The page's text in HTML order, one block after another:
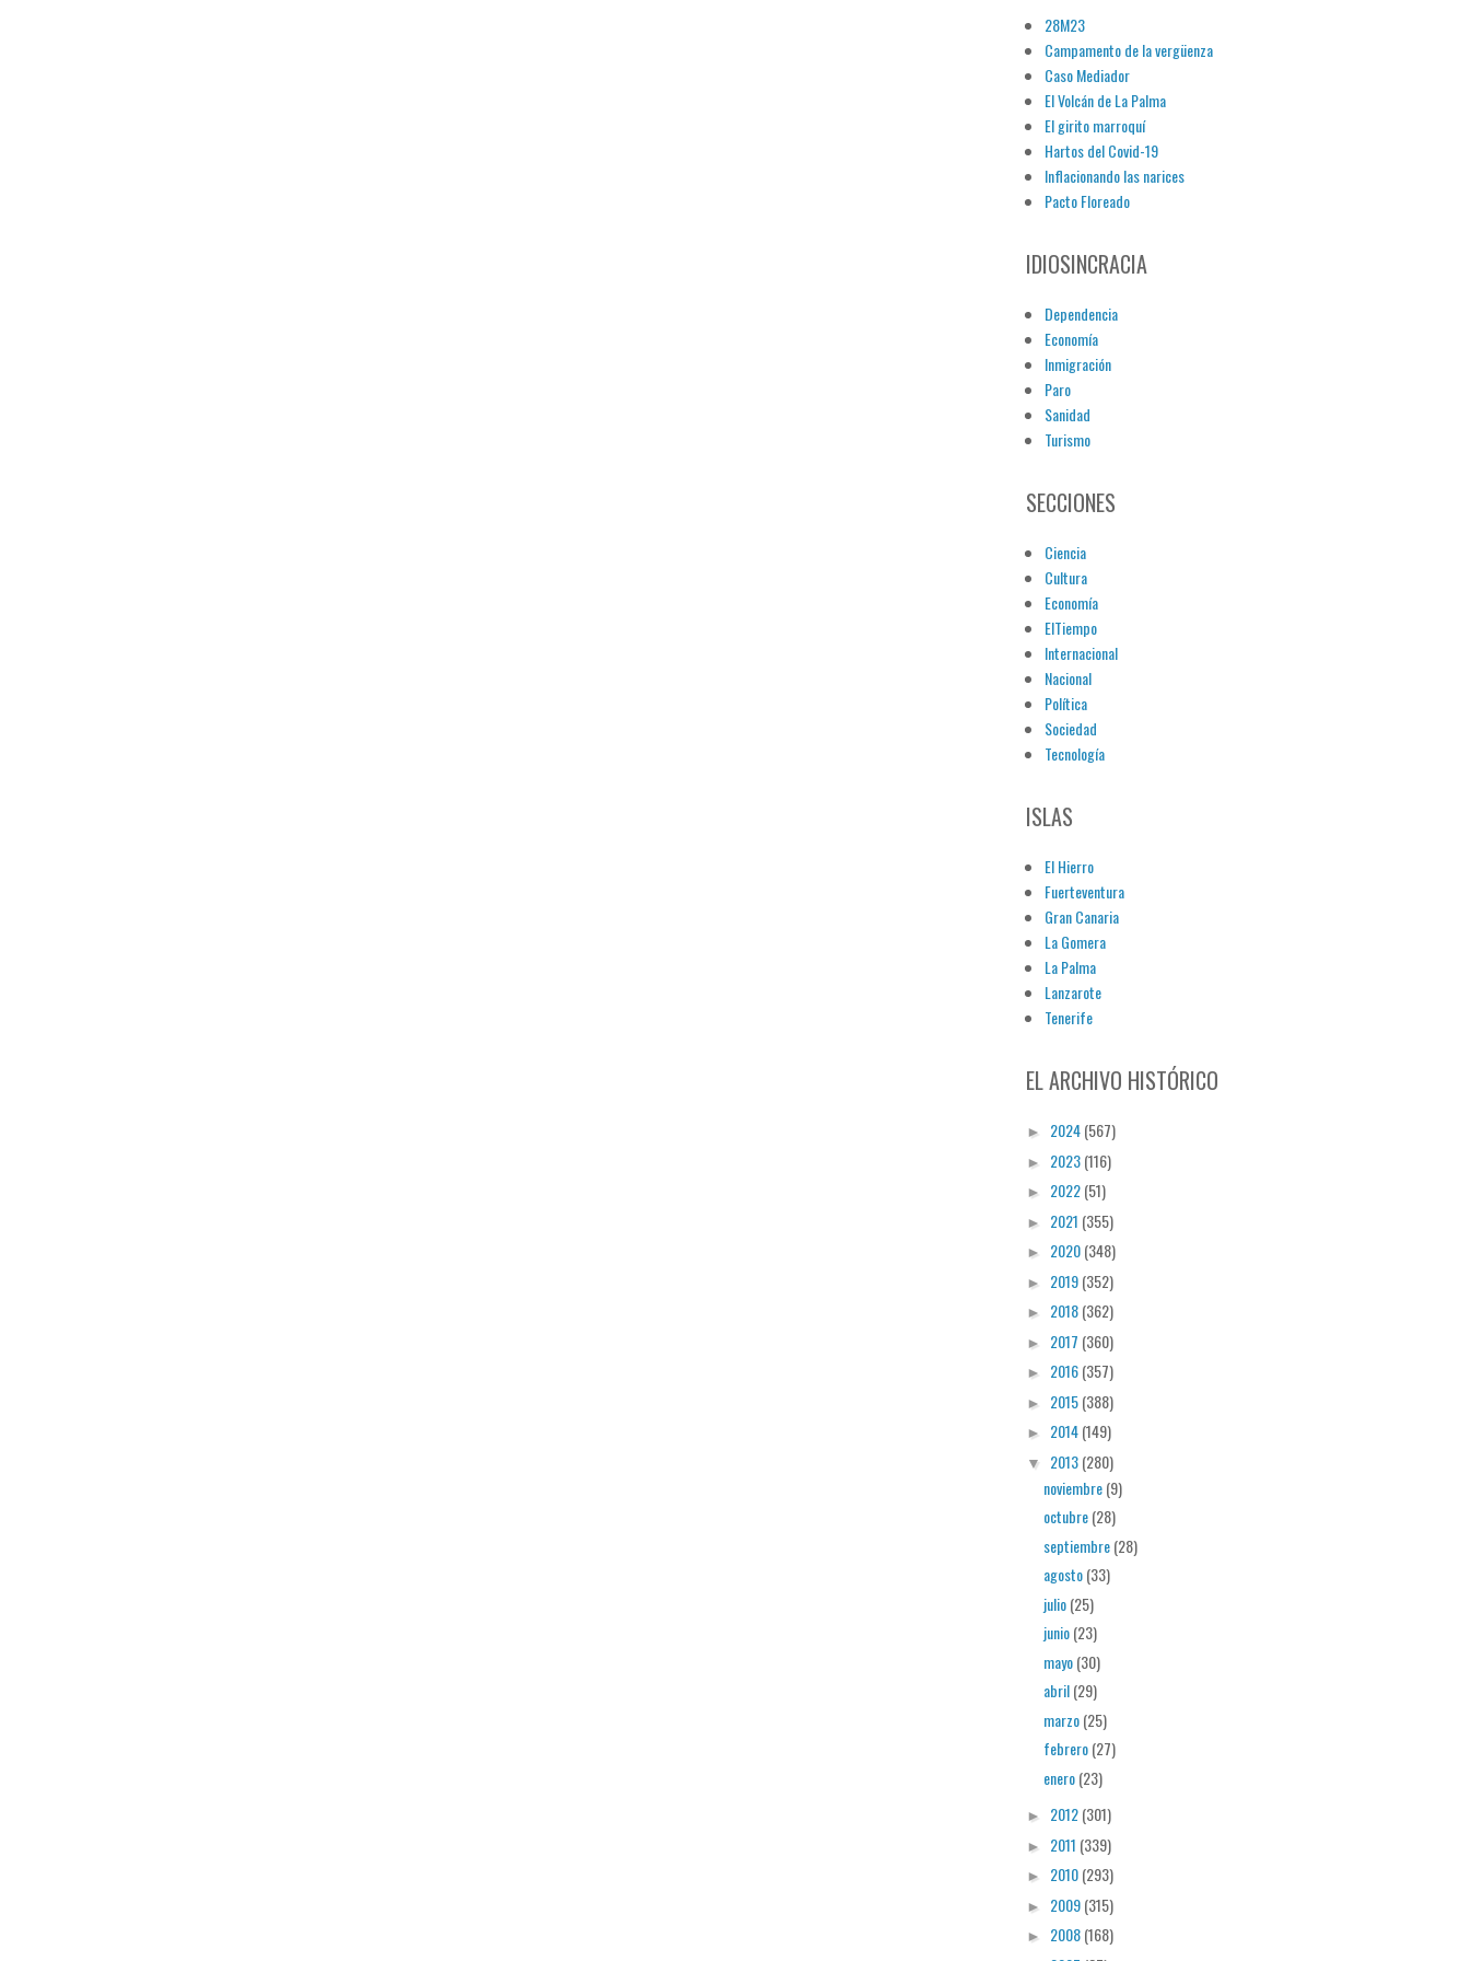
28M23
Campamento de la vergüenza
Caso Mediador
El Volcán de La Palma
El girito marroquí
Hartos del Covid-19
Inflacionando las narices
Pacto Floreado
IDIOSINCRACIA
Dependencia
Economía
Inmigración
Paro
Sanidad
Turismo
SECCIONES
Ciencia
Cultura
Economía
ElTiempo
Internacional
Nacional
Política
Sociedad
Tecnología
ISLAS
El Hierro
Fuerteventura
Gran Canaria
La Gomera
La Palma
Lanzarote
Tenerife
EL ARCHIVO HISTÓRICO
► 2024(567)
► 2023(116)
► 2022(51)
► 2021 (355)
► 2020(348)
► 2019(352)
► 2018(362)
► 2017 (360)
► 2016(357)
► 2015(388)
► 2014(149)
▼ 2013(280)
noviembre(9)
octubre(28)
septiembre(28)
agosto(33)
julio(25)
junio(23)
mayo(30)
abril(29)
marzo(25)
febrero(27)
enero(23)
► 2012(301)
► 2011 (339)
► 2010(293)
► 2009(315)
► 2008(168)